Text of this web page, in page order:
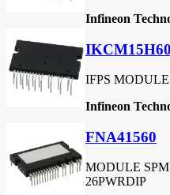
Infineon
IFPS
Infineon
FNA41560
MODULE
26PWRDIP